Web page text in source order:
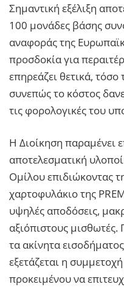
Σημαντική εξέλιξη
100 μονάδες βάσης
αναφοράς της
προσδοκία για
επηρεάζει θετικά,
συνεπώς το κόστος
τις φορολογικές του
Η Διοίκηση παραμένει
αποτελεσματική
Ομίλου επιδιώκοντας
χαρτοφυλάκιο της
υψηλές αποδόσεις,
αξιόπιστους
τα ακίνητα
εξετάζεται η
προκειμένου να